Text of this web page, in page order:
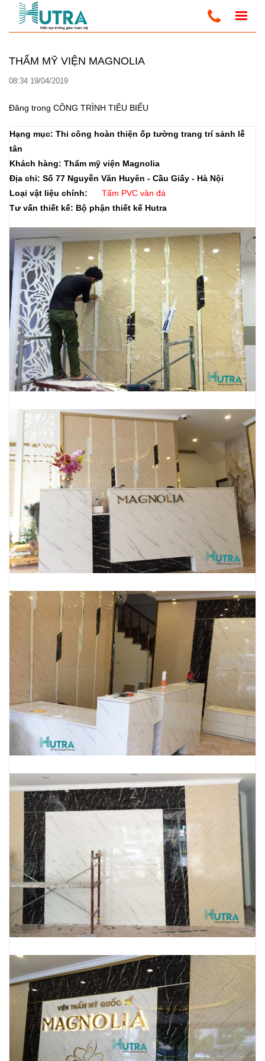
Trang Chủ CÔNG TRÌNH TIÊU BIỂU
THẨM MỸ VIỆN MAGNOLIA
08:34 19/04/2019
Đăng trong CÔNG TRÌNH TIÊU BIỂU
Hạng mục: Thi công hoàn thiện ốp tường trang trí sảnh lễ
tân
Khách hàng: Thẩm mỹ viện Magnolia
Địa chỉ: Số 77 Nguyễn Văn Huyên - Cầu Giấy - Hà Nội
Loại vật liệu chính:
Tấm PVC vân đá
Tư vấn thiết kế: Bộ phận thiết kế Hutra